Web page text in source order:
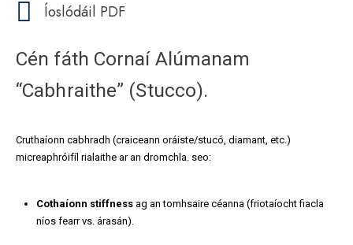
Íoslódáil PDF
Cén fáth Cornaí Alúmanam
“Cabhraithe” (Stucco).
Cruthaíonn cabhradh (craiceann oráiste/stucó, diamant, etc.)
micreaphróifíl rialaithe ar an dromchla. seo:
Cothaíonn stiffness ag an tomhsaire céanna (friotaíocht fiacla
níos fearr vs. árasán).